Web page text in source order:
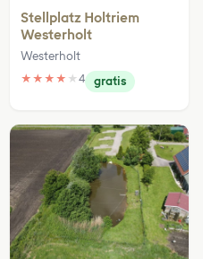
Stellplatz Holtriem
Westerholt
Westerholt
★ ★ ★ ★ ★ 4 gratis